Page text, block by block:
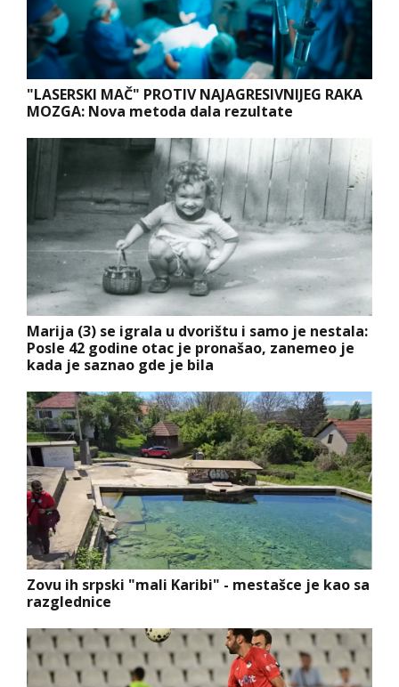
"LASERSKI MAČ" PROTIV NAJAGRESIVNIJEG RAKA
MOZGA: Nova metoda dala rezultate
Marija (3) se igrala u dvorištu i samo je nestala:
Posle 42 godine otac je pronašao, zanemeo je
kada je saznao gde je bila
Zovu ih srpski "mali Karibi" - mestašce je kao sa
razglednice